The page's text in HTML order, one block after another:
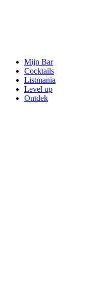
Mijn Bar
Cocktails
Listmania
Level up
Ontdek